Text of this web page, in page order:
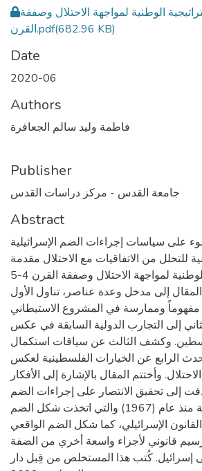
الوطنية لمواجهة الاحتلال وصفقة
القرن.pdf(682.96 KB)
Date
2020-06
Authors
فاطمة وليد سالم الجعافرة
Publisher
جامعة القدس - مركز دراسات القدس
Abstract
على سياسات إجراءات الضم الإسرائيلية
للتحلل من الاتفاقيات مع الاحتلال مقدمة
لمؤتمر (الاستراتيجية الوطنية لمواجهة الاحتلال وصفقة القرن 4-5
وقسم المقال إلى مدخل وعدة عناصر، تناول الأول
مفهوماً وممارسة في المشروع الاستيطاني
إلى التجارب الدولية السابقة في عكس
وكشف الثالث عن سياقات استكمال
وتحدث الرابع عن الخيارات الفلسطينية لعكس
وأختتم المقال بالإشارة إلى الأفكار
إلى تحقيق الانتصار على إجراءات الضم
الإسرائيلية الجارية منذ عام (1967) والتي اتخذت شكل الضم
الإسرائيلي، كما شكل الضم الواقعي
قانوني لأجزاء واسعة أخري من الضفة
إسرائيل. كُتب هذا المستخلص من قِبل دار